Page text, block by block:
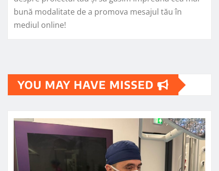
bună modalitate de a promova mesajul tău în
mediul online!
YOU MAY HAVE MISSED